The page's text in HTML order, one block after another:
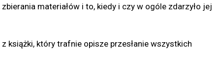
materiałów i to, kiedy i czy w ogóle zdarzyło jej
książki, który trafnie opisze przesłanie wszystkich